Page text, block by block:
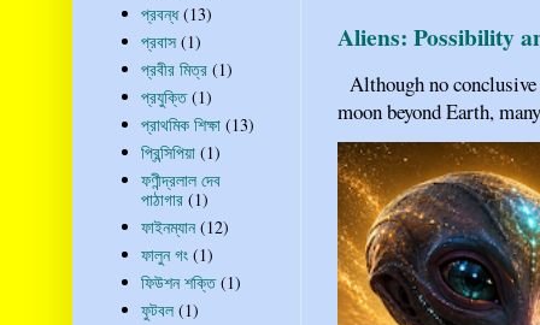
Aliens: Possibility
Although no
moon beyond Earth,
প্রবন্ধ (13)
প্রবাস (1)
প্রবীর মিত্র (1)
প্রযুক্তি (1)
প্রাথমিক শিক্ষা (13)
প্রিন্সিপিয়া (1)
ফণীন্দ্রলাল দেব
পাঠাগার (1)
ফাইনম্যান (12)
ফালুন গং (1)
ফিউশন শক্তি (1)
ফুটবল (1)